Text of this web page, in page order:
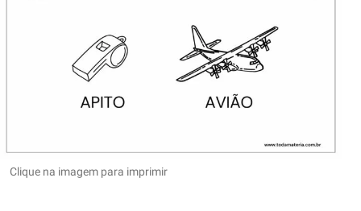
Clique na imagem para imprimir